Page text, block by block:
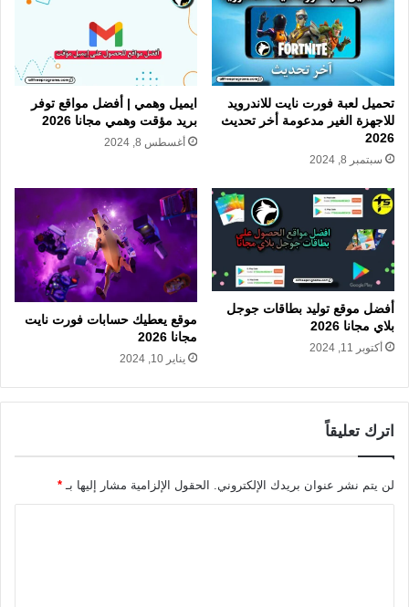
تحميل لعبة فورت نايت للاندرويد
للاجهزة الغير مدعومة أخر تحديث
2026
سبتمبر 8, 2024
ايميل وهمي | أفضل مواقع توفر
بريد مؤقت وهمي مجانا 2026
أغسطس 8, 2024
أفضل موقع توليد بطاقات جوجل
بلاي مجانا 2026
أكتوبر 11, 2024
موقع يعطيك حسابات فورت نايت
مجانا 2026
يناير 10, 2024
اترك تعليقاً
لن يتم نشر عنوان بريدك الإلكتروني. الحقول الإلزامية مشار إليها بـ *